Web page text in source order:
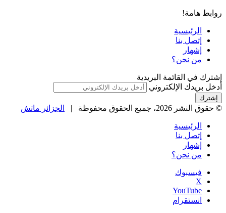
روابط هامة!
الرئيسية
إتصل بنا
إشهار
من نحن؟
إشترك في القائمة البريدية
أدخل بريدك الإلكتروني
© حقوق النشر 2026، جميع الحقوق محفوظة | الجزائر ماتش
الرئيسية
إتصل بنا
إشهار
من نحن؟
فيسبوك
‫X
‫YouTube
انستقرام